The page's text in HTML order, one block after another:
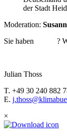
der Stadt
Moderation:
Sie haben
?
Julian Thoss
T. +49 30 240 882
E.
×